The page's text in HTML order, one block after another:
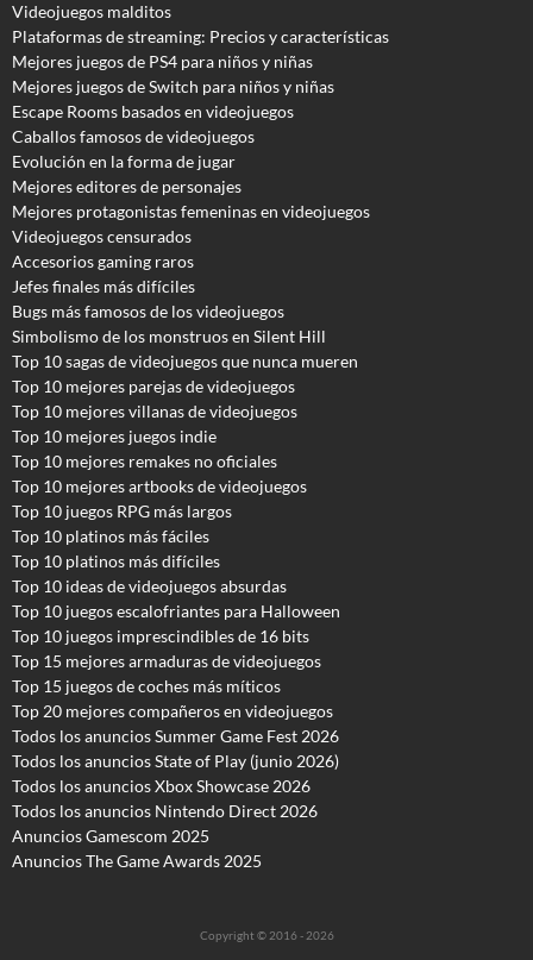
Videojuegos malditos
Plataformas de streaming: Precios y características
Mejores juegos de PS4 para niños y niñas
Mejores juegos de Switch para niños y niñas
Escape Rooms basados en videojuegos
Caballos famosos de videojuegos
Evolución en la forma de jugar
Mejores editores de personajes
Mejores protagonistas femeninas en videojuegos
Videojuegos censurados
Accesorios gaming raros
Jefes finales más difíciles
Bugs más famosos de los videojuegos
Simbolismo de los monstruos en Silent Hill
Top 10 sagas de videojuegos que nunca mueren
Top 10 mejores parejas de videojuegos
Top 10 mejores villanas de videojuegos
Top 10 mejores juegos indie
Top 10 mejores remakes no oficiales
Top 10 mejores artbooks de videojuegos
Top 10 juegos RPG más largos
Top 10 platinos más fáciles
Top 10 platinos más difíciles
Top 10 ideas de videojuegos absurdas
Top 10 juegos escalofriantes para Halloween
Top 10 juegos imprescindibles de 16 bits
Top 15 mejores armaduras de videojuegos
Top 15 juegos de coches más míticos
Top 20 mejores compañeros en videojuegos
Todos los anuncios Summer Game Fest 2026
Todos los anuncios State of Play (junio 2026)
Todos los anuncios Xbox Showcase 2026
Todos los anuncios Nintendo Direct 2026
Anuncios Gamescom 2025
Anuncios The Game Awards 2025
Copyright © 2016 - 2026